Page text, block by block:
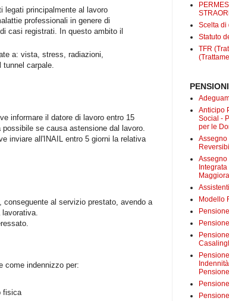
legati principalmente al lavoro
professionali in genere di
casi registrati. In questo ambito il
a: vista, stress, radiazioni,
tunnel carpale.
informare il datore di lavoro entro 15
se causa astensione dal lavoro.
inviare all'INAIL entro 5 giorni la relativa
al servizio prestato, avendo a
come indennizzo per:
fisica
Scelta di
Statuto
TFR
Anticipo
Social -
per le
Assegno
Assegno
Modello